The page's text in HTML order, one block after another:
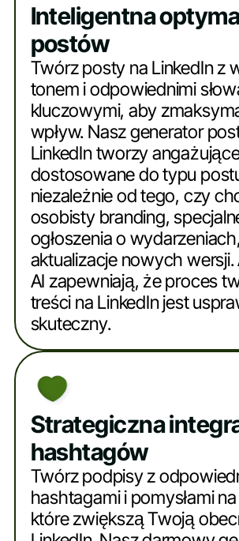
Inteligentna
postów
Twórz posty na LinkedIn z
tonem i odpowiednimi
kluczowymi, aby
wpływ. Nasz generator
LinkedIn tworzy
dostosowane do typu
niezależnie od tego, czy
osobisty branding,
ogłoszenia o
aktualizacje nowych
AI zapewniają, że proces
treści na LinkedIn jest
skuteczny.
Strategiczna
hashtagów
Twórz podpisy z
hashtagami i pomysłami
które zwiększą Twoją